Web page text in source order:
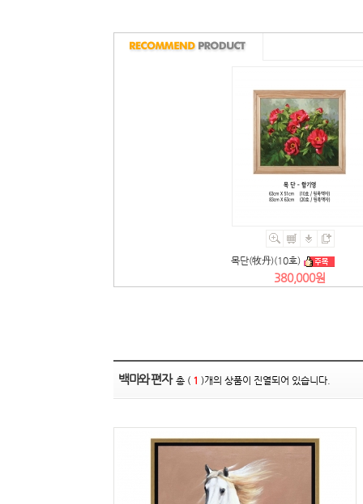
목단(牧丹)(10호)
380,000원
백마와 편자총 ( 1 )개의 상품이 진열되어 있습니다.